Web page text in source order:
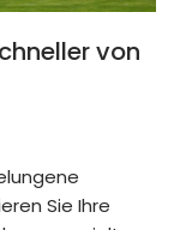
von
Sie Ihre